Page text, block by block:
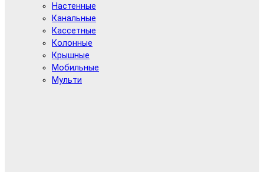
Настенные
Канальные
Кассетные
Колонные
Крышные
Мобильные
Мульти